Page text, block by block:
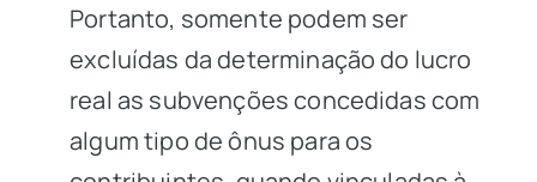
Portanto, somente podem ser
excluídas da determinação do lucro
real as subvenções concedidas com
algum tipo de ônus para os